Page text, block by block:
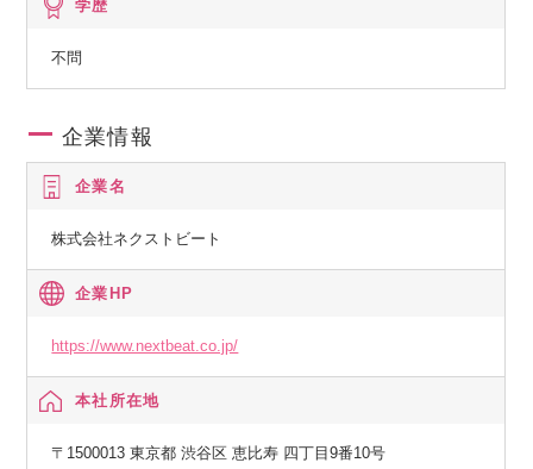
学歴
不問
企業情報
企業名
株式会社ネクストビート
企業HP
https://www.nextbeat.co.jp/
本社所在地
〒1500013 東京都 渋谷区 恵比寿 四丁目9番10号